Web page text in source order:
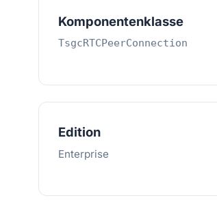
Komponentenklasse
TsgcRTCPeerConnection
Edition
Enterprise